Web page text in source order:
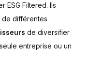
ESG Filtered. Ils
de différentes
de diversifier
entreprise ou un